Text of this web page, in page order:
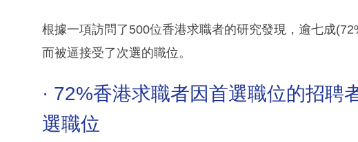
根據一項訪問了500位香港求職者的研究發現，逾七成
而被逼接受了次選的職位。
· 72%香港求職者因首選職位的招聘
選職位